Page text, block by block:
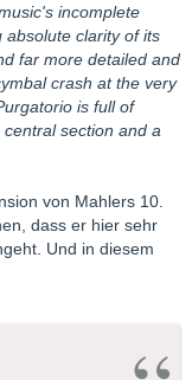
incomplete
clarity of its
far more detailed and
crash at the very
is full of
section and a
von Mahlers 10.
dass er hier sehr
Und in diesem